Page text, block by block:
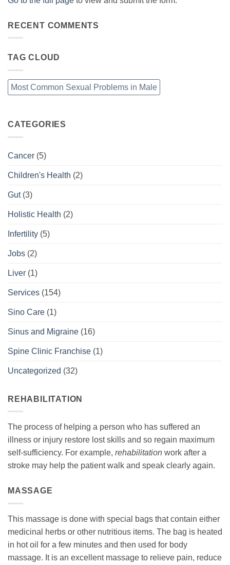
RECENT COMMENTS
TAG CLOUD
Most Common Sexual Problems in Male
CATEGORIES
Cancer (5)
Children's Health (2)
Gut(3)
Holistic Health (2)
Infertility (5)
Jobs (2)
Liver (1)
Services (154)
Sino Care (1)
Sinus and Migraine (16)
Spine Clinic Franchise (1)
Uncategorized (32)
REHABILITATION
The process of helping a person who has suffered an
illness or injury restore lost skills and so regain maximum
self-sufficiency. For example, rehabilitation work after a
stroke may help the patient walk and speak clearly again.
MASSAGE
This massage is done with special bags that contain either
medicinal herbs or other nutritious items. The bag is heated
in hot oil for a few minutes and then used for body
massage. It is an excellent massage to relieve pain, reduce